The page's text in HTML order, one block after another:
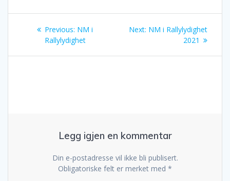
Innleggsnavigasjon
Previous: Previous
post:
NM i
Rallylydighet
Next: Next
NM i Rallylydighet
2021
Legg igjen en kommentar
Din e-postadresse vil ikke bli publisert.
Obligatoriske felt er merket med *